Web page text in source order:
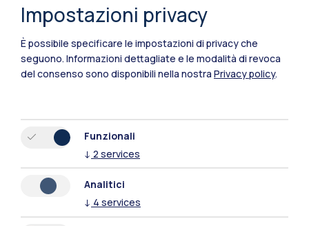
Polimi Community
Tutti i siti dell’ecosistema
Impostazioni privacy
È possibile specificare le impostazioni di privacy che
seguono. Informazioni dettagliate e le modalità di revoca
del consenso sono disponibili nella nostra Privacy policy.
Funzionali
↓ 2 services
Analitici
↓ 4 services